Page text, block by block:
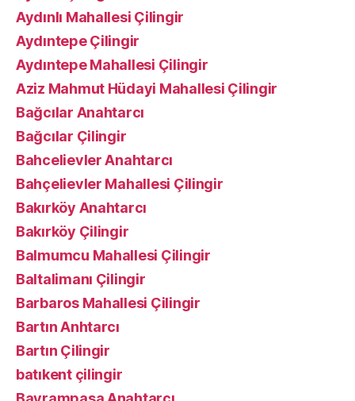
Aydınlı Mahallesi Çilingir
Aydıntepe Çilingir
Aydıntepe Mahallesi Çilingir
Aziz Mahmut Hüdayi Mahallesi Çilingir
Bağcılar Anahtarcı
Bağcılar Çilingir
Bahcelievler Anahtarcı
Bahçelievler Mahallesi Çilingir
Bakırköy Anahtarcı
Bakırköy Çilingir
Balmumcu Mahallesi Çilingir
Baltalimanı Çilingir
Barbaros Mahallesi Çilingir
Bartın Anhtarcı
Bartın Çilingir
batıkent çilingir